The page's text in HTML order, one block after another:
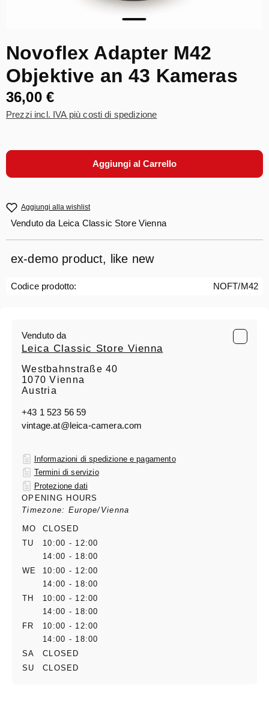
Novoflex Adapter M42
Objektive an 43 Kameras
36,00 €
Prezzi incl. IVA più costi di spedizione
Aggiungi al Carrello
Aggiungi alla wishlist
Venduto da Leica Classic Store Vienna
ex-demo product, like new
Codice prodotto: NOFT/M42
Venduto da
Leica Classic Store Vienna
Westbahnstraße 40
1070 Vienna
Austria
+43 1 523 56 59
vintage.at@leica-camera.com
Informazioni di spedizione e pagamento
Termini di servizio
Protezione dati
OPENING HOURS
Timezone: Europe/Vienna
MO
CLOSED
TU
10:00 - 12:00
14:00 - 18:00
WE
10:00 - 12:00
14:00 - 18:00
TH
10:00 - 12:00
14:00 - 18:00
FR
10:00 - 12:00
14:00 - 18:00
SA
CLOSED
SU
CLOSED